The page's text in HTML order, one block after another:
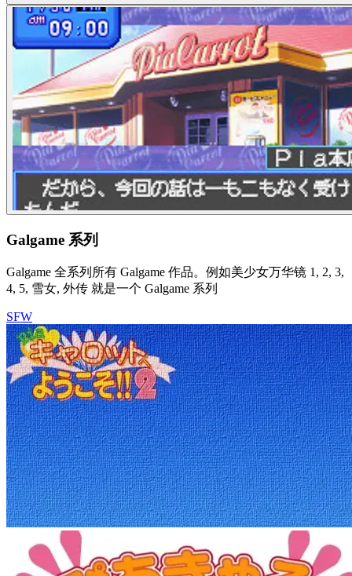
Galgame 系列
Galgame 全系列所有 Galgame 作品。例如美少女万华镜 1, 2, 3,
4, 5, 雪女, 外传 就是一个 Galgame 系列
SFW